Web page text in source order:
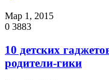
Мар 1, 2015
0 3883
10 детских
родители-гики